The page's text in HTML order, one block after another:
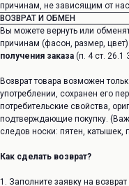
причинам, не зависящим от
ВОЗВРАТ И ОБМЕН
Вы можете вернуть или
причинам (фасон, размер, цвет)
получения заказа (п. 4 ст. 26.1
Возврат товара возможен
употреблении, сохранен его
потребительские свойства,
подтверждающие покупку.
следов носки: пятен, катышек,
Как сделать возврат?
1. Заполните заявку на возврат